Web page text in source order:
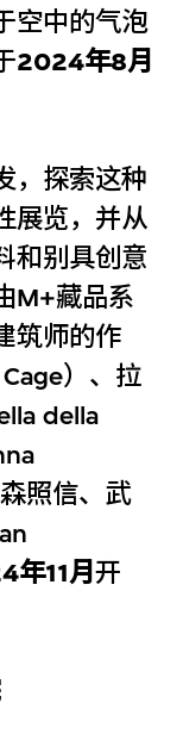
空中的气泡
2024年8月
，探索这种
展览，并从
和别具创意
M+藏品系
筑师的作
）、拉
della
照信、武
年11月开